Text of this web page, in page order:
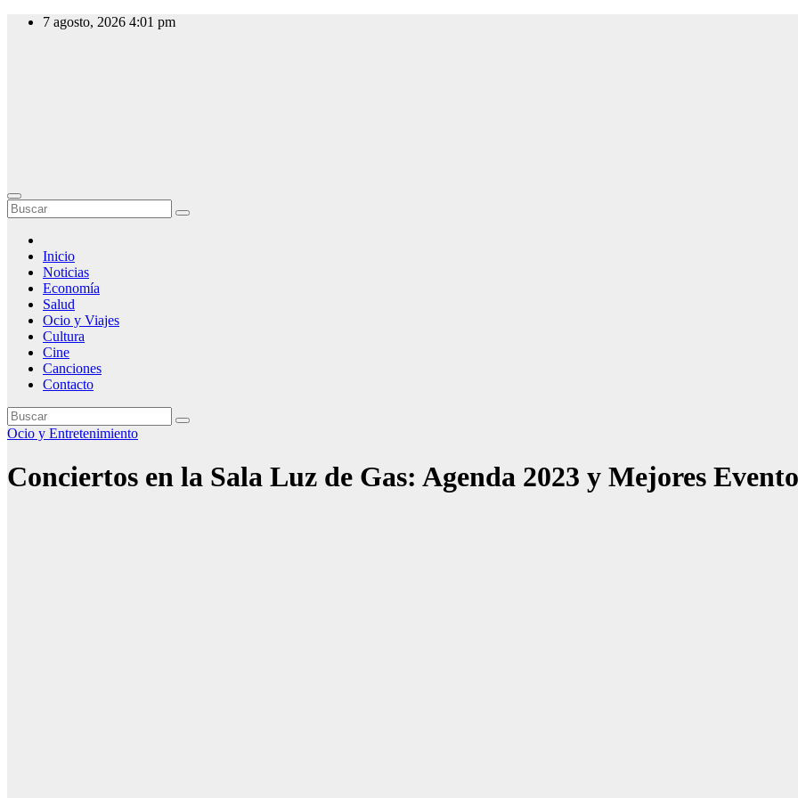
Saltar
7 agosto, 2026 4:01 pm
Inicio
Noticias
Economía
Salud
Ocio y Viajes
Cultura
Cine
Canciones
Contacto
Ocio y Entretenimiento
Conciertos en la Sala Luz de Gas: Agenda 2023 y Mejores